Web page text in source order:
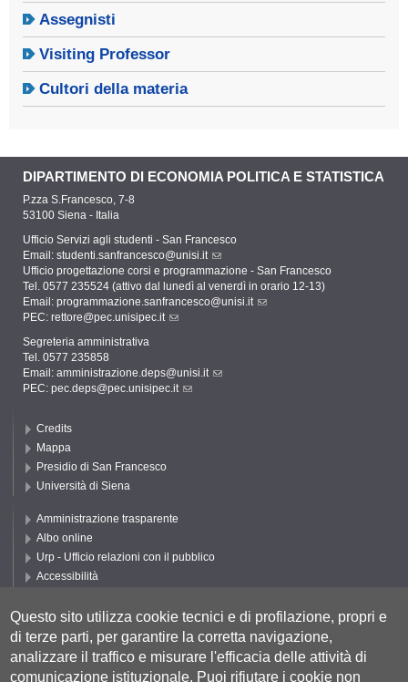
Assegnisti
Visiting Professor
Cultori della materia
DIPARTIMENTO DI ECONOMIA POLITICA E STATISTICA
P.zza S.Francesco, 7-8
53100 Siena - Italia
Ufficio Servizi agli studenti - San Francesco
Email: studenti.sanfrancesco@unisi.it
Ufficio progettazione corsi e programmazione - San Francesco
Tel. 0577 235524 (attivo dal lunedì al venerdì in orario 12-13)
Email: programmazione.sanfrancesco@unisi.it
PEC: rettore@pec.unisipec.it
Segreteria amministrativa
Tel. 0577 235858
Email: amministrazione.deps@unisi.it
PEC: pec.deps@pec.unisipec.it
Credits
Mappa
Presidio di San Francesco
Università di Siena
Amministrazione trasparente
Albo online
Urp - Ufficio relazioni con il pubblico
Accessibilità
Cookie settings
Segui DEPS
Questo sito utilizza cookie tecnici e di profilazione, propri e
di terze parti, per garantire la corretta navigazione,
analizzare il traffico e misurare l'efficacia delle attività di
comunicazione istituzionale. Puoi rifiutare i cookie non